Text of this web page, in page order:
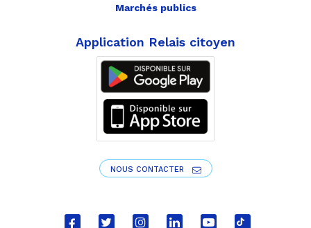
Marchés publics
Application Relais citoyen
NOUS CONTACTER